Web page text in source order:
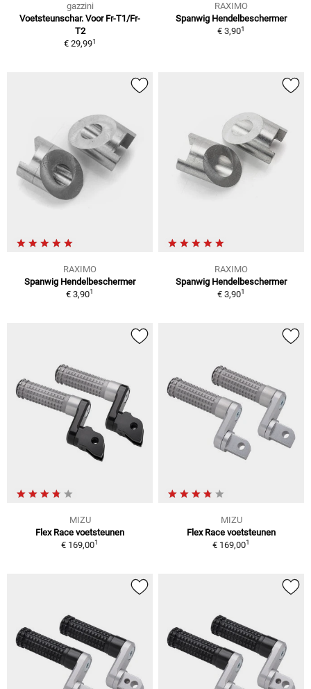
gazzini
Voetsteunschar. Voor Fr-T1/Fr-
T2
€ 29,991
RAXIMO
Spanwig Hendelbeschermer
€ 3,901
RAXIMO
Spanwig Hendelbeschermer
€ 3,901
RAXIMO
Spanwig Hendelbeschermer
€ 3,901
MIZU
Flex Race voetsteunen
€ 169,001
MIZU
Flex Race voetsteunen
€ 169,001